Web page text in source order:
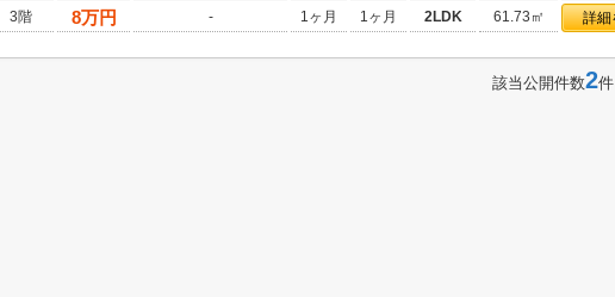
3階
8万円 - 1ヶ月 1ヶ月 2LDK 61.73㎡ 詳細
該当公開件数2